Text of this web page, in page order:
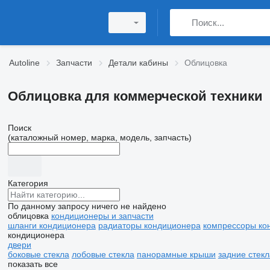
Autoline Запчасти Детали кабины Облицовка
Облицовка для коммерческой техники
Поиск
(каталожный номер, марка, модель, запчасть)
Категория
По данному запросу ничего не найдено
облицовка кондиционеры и запчасти
шланги кондиционера радиаторы кондиционера компрессоры
кондиционера
двери
боковые стекла лобовые стекла панорамные крыши задние
показать все